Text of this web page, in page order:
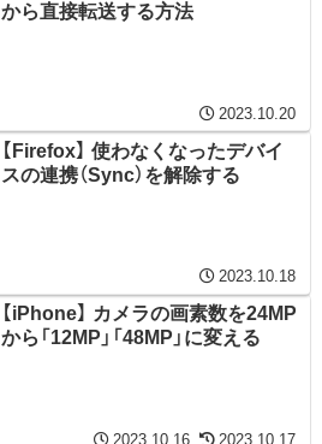
から直接転送する方法
2023.10.20
【Firefox】 使わなくなったデバイ
スの連携（Sync）を解除する
2023.10.18
【iPhone】 カメラの画素数を24MP
から「12MP」「48MP」に変える
2023.10.16 2023.10.17